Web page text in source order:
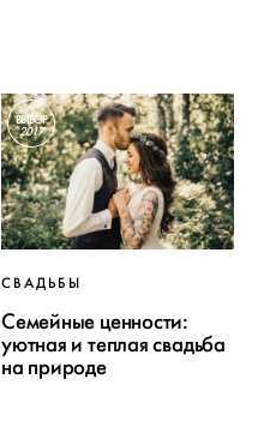
ВЫБОР
2017
СВАДЬБЫ
Семейные ценности:
уютная и теплая свадьба
на природе